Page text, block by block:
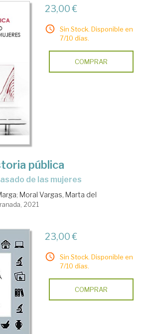
23,00 €
Sin Stock. Disponible en
7/10 días.
COMPRAR
pública
de las mujeres
; Moral Vargas, Marta del
2021
23,00 €
Sin Stock. Disponible en
7/10 días.
COMPRAR